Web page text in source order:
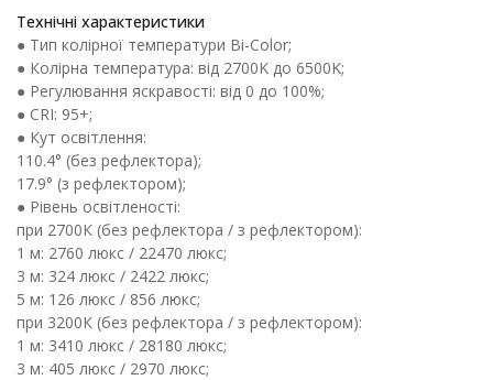
Технічні характеристики
● Тип колірної температури Bi-Color;
● Колірна температура: від 2700K до 6500K;
● Регулювання яскравості: від 0 до 100%;
● CRI: 95+;
● Кут освітлення:
110.4° (без рефлектора);
17.9° (з рефлектором);
● Рівень освітленості:
при 2700К (без рефлектора / з рефлектором):
1 м: 2760 люкс / 22470 люкс;
3 м: 324 люкс / 2422 люкс;
5 м: 126 люкс / 856 люкс;
при 3200К (без рефлектора / з рефлектором):
1 м: 3410 люкс / 28180 люкс;
3 м: 405 люкс / 2970 люкс;